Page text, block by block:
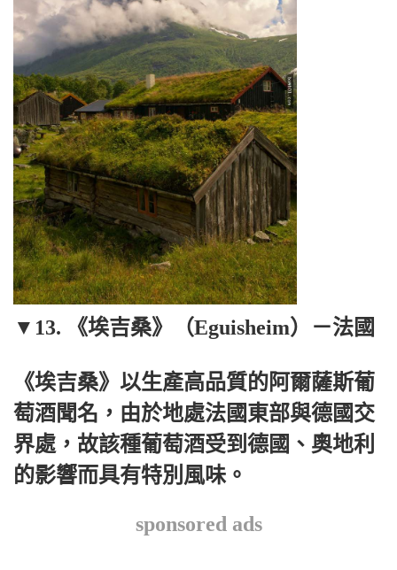
▼13. 《埃吉桑》（Eguisheim）－法國
《埃吉桑》以生產高品質的阿爾薩斯葡
萄酒聞名，由於地處法國東部與德國交
界處，故該種葡萄酒受到德國、奧地利
的影響而具有特別風味。
sponsored ads